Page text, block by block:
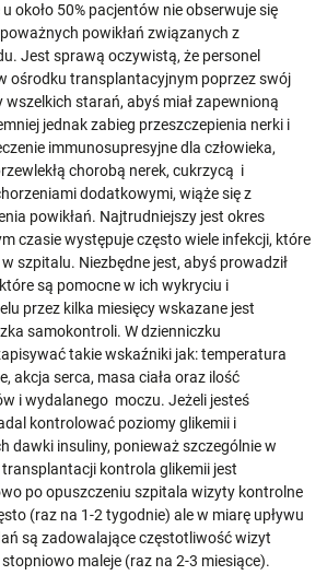
około 50% pacjentów nie obserwuje się
powikłań związanych z
Jest sprawą oczywistą, że personel
ośrodku transplantacyjnym poprzez swój
wszelkich starań, abyś miał zapewnioną
jednak zabieg przeszczepienia nerki i
immunosupresyjne dla człowieka,
chorobą nerek, cukrzycą i
dodatkowymi, wiąże się z
powikłań. Najtrudniejszy jest okres
czasie występuje często wiele infekcji, które
szpitalu. Niezbędne jest, abyś prowadził
są pomocne w ich wykryciu i
przez kilka miesięcy wskazane jest
samokontroli. W dzienniczku
takie wskaźniki jak: temperatura
akcja serca, masa ciała oraz ilość
i wydalanego moczu. Jeżeli jesteś
kontrolować poziomy glikemii i
dawki insuliny, ponieważ szczególnie w
kontrola glikemii jest
po opuszczeniu szpitala wizyty kontrolne
(raz na 1-2 tygodnie) ale w miarę upływu
są zadowalające częstotliwość wizyt
maleje (raz na 2-3 miesiące).